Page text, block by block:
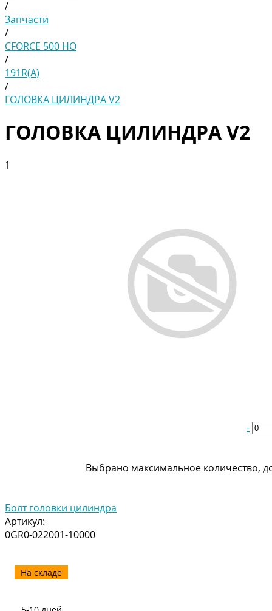
/
Запчасти
/
CFORCE 500 HO
/
191R(A)
/
ГОЛОВКА ЦИЛИНДРА V2
ГОЛОВКА ЦИЛИНДРА V2
1
-
Выбрано максимальное количество,
Болт головки цилиндра
Артикул:
0GR0-022001-10000
На складе